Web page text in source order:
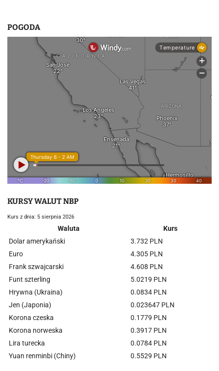
POGODA
KURSY WALUT NBP
Kurs z dnia: 5 sierpnia 2026
Waluta
Kurs
Dolar amerykański
3.732 PLN
Euro
4.305 PLN
Frank szwajcarski
4.608 PLN
Funt szterling
5.0219 PLN
Hrywna (Ukraina)
0.0834 PLN
Jen (Japonia)
0.023647 PLN
Korona czeska
0.1779 PLN
Korona norweska
0.3917 PLN
Lira turecka
0.0784 PLN
Yuan renminbi (Chiny)
0.5529 PLN